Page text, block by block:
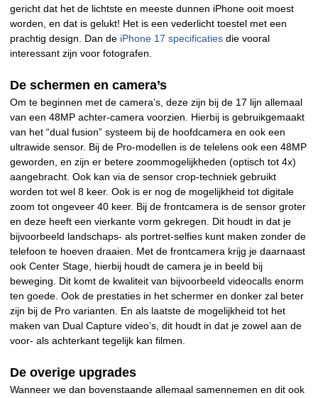
gericht dat het de lichtste en meeste dunnen iPhone ooit moest
worden, en dat is gelukt! Het is een vederlicht toestel met een
prachtig design. Dan de iPhone 17 specificaties die vooral
interessant zijn voor fotografen.
De schermen en camera’s
Om te beginnen met de camera’s, deze zijn bij de 17 lijn allemaal
van een 48MP achter-camera voorzien. Hierbij is gebruikgemaakt
van het “dual fusion” systeem bij de hoofdcamera en ook een
ultrawide sensor. Bij de Pro-modellen is de telelens ook een 48MP
geworden, en zijn er betere zoommogelijkheden (optisch tot 4x)
aangebracht. Ook kan via de sensor crop-techniek gebruikt
worden tot wel 8 keer. Ook is er nog de mogelijkheid tot digitale
zoom tot ongeveer 40 keer. Bij de frontcamera is de sensor groter
en deze heeft een vierkante vorm gekregen. Dit houdt in dat je
bijvoorbeeld landschaps- als portret-selfies kunt maken zonder de
telefoon te hoeven draaien. Met de frontcamera krijg je daarnaast
ook Center Stage, hierbij houdt de camera je in beeld bij
beweging. Dit komt de kwaliteit van bijvoorbeeld videocalls enorm
ten goede. Ook de prestaties in het schermer en donker zal beter
zijn bij de Pro varianten. En als laatste de mogelijkheid tot het
maken van Dual Capture video’s, dit houdt in dat je zowel aan de
voor- als achterkant tegelijk kan filmen.
De overige upgrades
Wanneer we dan bovenstaande allemaal samennemen en dit ook